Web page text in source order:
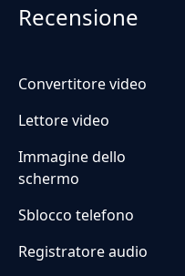
Recensione
Convertitore video
Lettore video
Immagine dello
schermo
Sblocco telefono
Registratore audio